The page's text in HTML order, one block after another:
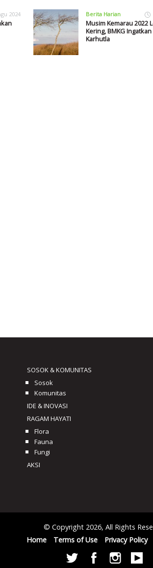
2024 Berita Harian
Musim Kemarau 2022
Kering, BMKG
Karhutla
SOSOK & KOMUNITAS
Sosok
Komunitas
IDE & INOVASI
RAGAM HAYATI
Flora
Fauna
Fungi
AKSI
© Copyright 2026, All Rights
Home
Terms of Use Privacy Policy